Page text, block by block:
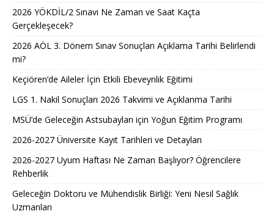
2026 YÖKDİL/2 Sınavı Ne Zaman ve Saat Kaçta
Gerçekleşecek?
2026 AÖL 3. Dönem Sınav Sonuçları Açıklama Tarihi Belirlendi
mi?
Keçiören’de Aileler İçin Etkili Ebeveynlik Eğitimi
LGS 1. Nakil Sonuçları 2026 Takvimi ve Açıklanma Tarihi
MSÜ’de Geleceğin Astsubayları için Yoğun Eğitim Programı
2026-2027 Üniversite Kayıt Tarihleri ve Detayları
2026-2027 Uyum Haftası Ne Zaman Başlıyor? Öğrencilere
Rehberlik
Geleceğin Doktoru ve Mühendislik Birliği: Yeni Nesil Sağlık
Uzmanları